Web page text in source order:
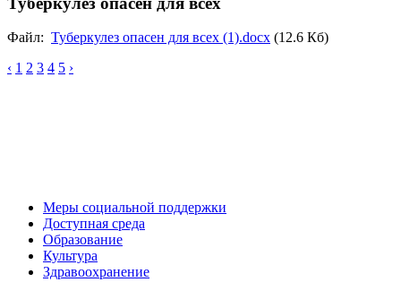
Файл: Туберкулез опасен для всех (1).docx (12.6 Кб)
‹ 1 2 3 4 5 ›
Меры социальной поддержки
Доступная среда
Образование
Культура
Здравоохранение